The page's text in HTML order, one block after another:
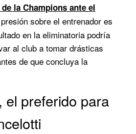
la Champions ante el
sobre el entrenador es
en la eliminatoria podría
al club a tomar drásticas
de que concluya la
el preferido para